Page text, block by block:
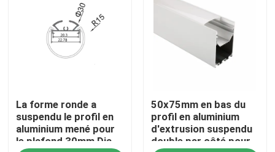
La forme ronde a
suspendu le profil en
aluminium mené pour
le plafond 30mm Dia
50x75mm en bas du
profil en aluminium
d'extrusion suspendu
double par côté pour